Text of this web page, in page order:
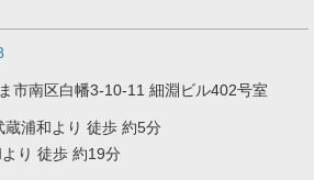
市南区白幡3-10-11 細淵ビル402号室
蔵浦和より 徒歩 約5分
り 徒歩 約19分